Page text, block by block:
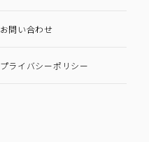
お問い合わせ
プライバシーポリシー